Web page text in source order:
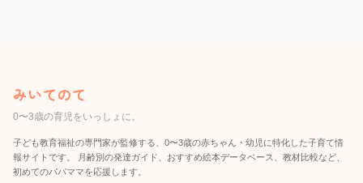
みいてのて
0〜3歳の育児をいっしょに。
子ども教育福祉の専門家が監修する、0〜3歳の赤ちゃん・幼児に特化した子育て情
報サイトです。 月齢別の発達ガイド、おすすめ絵本データベース、教材比較など、
初めてのパパママを応援します。